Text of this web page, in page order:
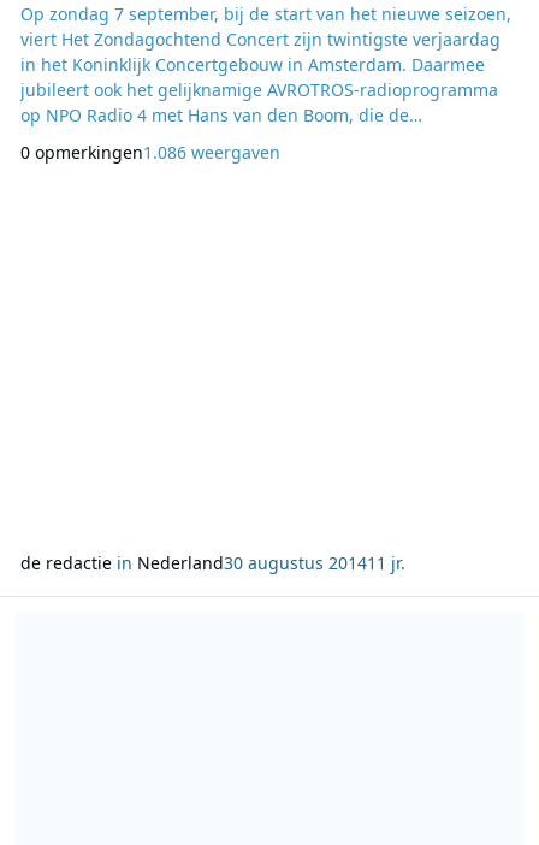
Op zondag 7 september, bij de start van het nieuwe seizoen,
viert Het Zondagochtend Concert zijn twintigste verjaardag
in het Koninklijk Concertgebouw in Amsterdam. Daarmee
jubileert ook het gelijknamige AVROTROS-radioprogramma
op NPO Radio 4 met Hans van den Boom, die de
rechtstreekse uitzendingen al vanaf 1994 presenteert. Op 7
september spelen violiste Liza Ferschtman en Het Gelders
0 opmerkingen1.086 weergaven
de redactiein Nederland30 augustus 201411 jr.